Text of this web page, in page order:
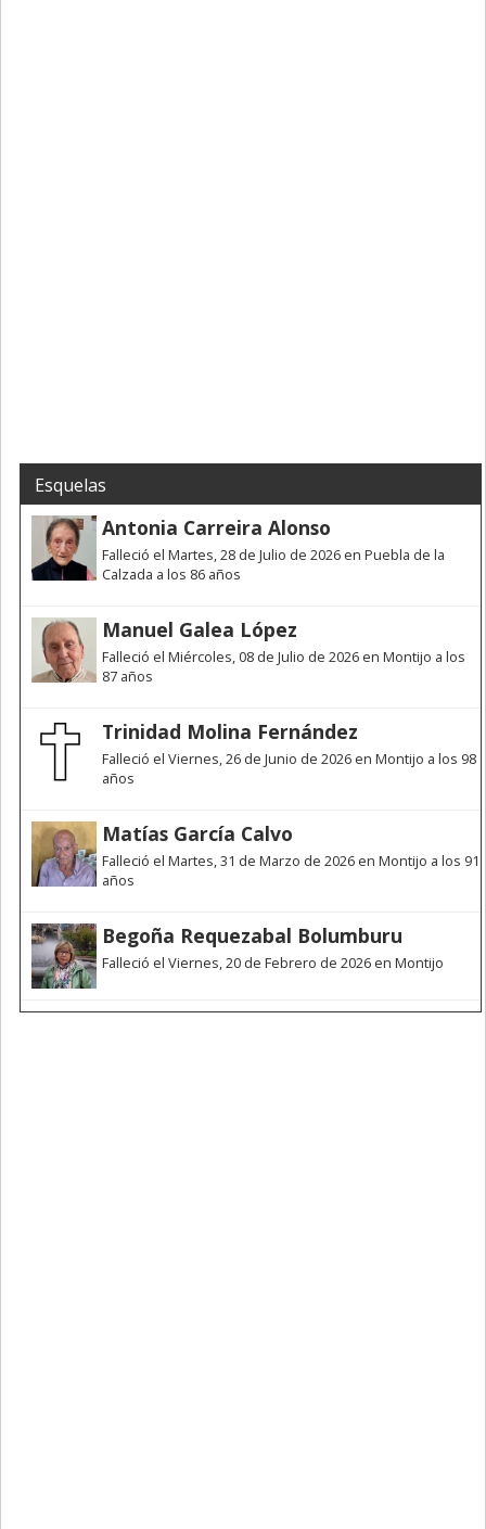
Esquelas
Antonia Carreira Alonso
Falleció el Martes, 28 de Julio de 2026 en Puebla de la
Calzada a los 86 años
Manuel Galea López
Falleció el Miércoles, 08 de Julio de 2026 en Montijo a los
87 años
Trinidad Molina Fernández
Falleció el Viernes, 26 de Junio de 2026 en Montijo a los 98
años
Matías García Calvo
Falleció el Martes, 31 de Marzo de 2026 en Montijo a los 91
años
Begoña Requezabal Bolumburu
Falleció el Viernes, 20 de Febrero de 2026 en Montijo